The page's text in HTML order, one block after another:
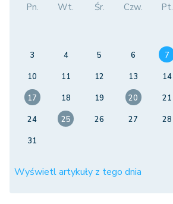
Pn. Wt. Śr. Czw. Pt.
3
4 5 6 7
10
11 12 13 14
17
18 19 20 21
24
25 26 27 28
31
Wyświetl artykuły z tego dnia